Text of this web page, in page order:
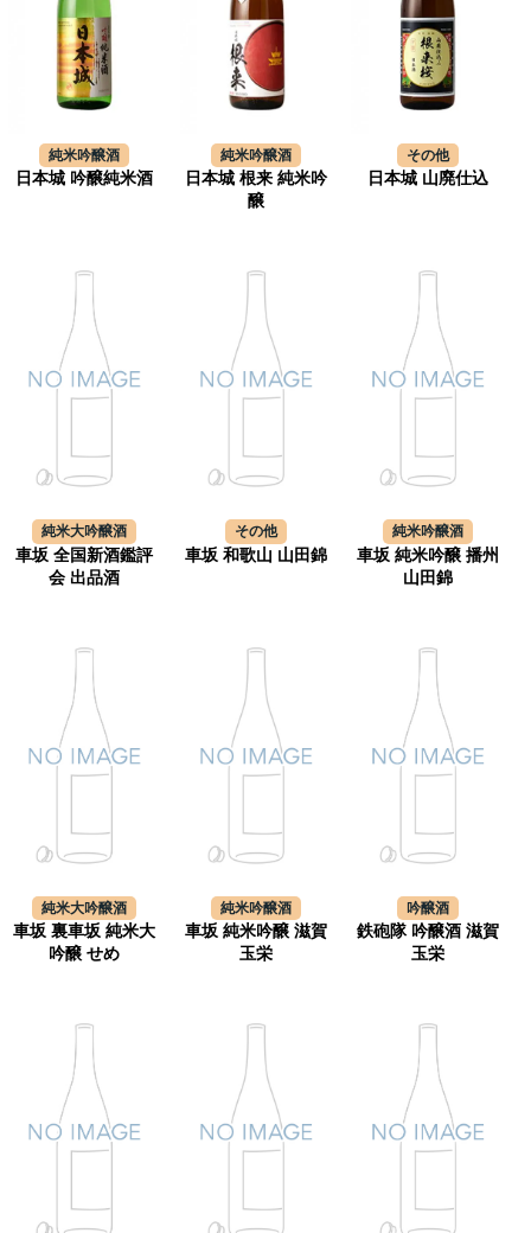
純米吟醸酒
日本城 吟醸純米酒
純米吟醸酒
日本城 根来 純米吟
醸
その他
日本城 山廃仕込
純米大吟醸酒
車坂 全国新酒鑑評
会 出品酒
その他
車坂 和歌山 山田錦
純米吟醸酒
車坂 純米吟醸 播州
山田錦
純米大吟醸酒
車坂 裏車坂 純米大
吟醸 せめ
純米吟醸酒
車坂 純米吟醸 滋賀
玉栄
吟醸酒
鉄砲隊 吟醸酒 滋賀
玉栄